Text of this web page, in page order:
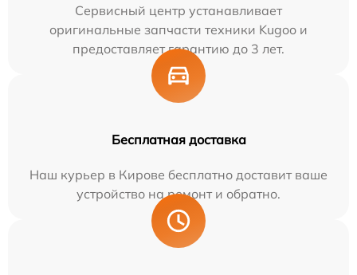
Сервисный центр устанавливает
оригинальные запчасти техники Kugoo и
предоставляет гарантию до 3 лет.
Бесплатная доставка
Наш курьер в Кирове бесплатно доставит ваше
устройство на ремонт и обратно.